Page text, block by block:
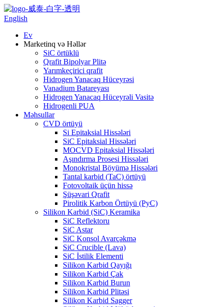
English
Ev
Marketinq və Həllər
SiC örtüklü
Qrafit Bipolyar Plitə
Yarımkeçirici qrafit
Hidrogen Yanacaq Hüceyrəsi
Vanadium Batareyası
Hidrogen Yanacaq Hüceyrəli Vasitə
Hidrogenli PUA
Məhsullar
CVD örtüyü
Si Epitaksial Hissələri
SiC Epitaksial Hissələri
MOCVD Epitaksial Hissələri
Aşındırma Prosesi Hissələri
Monokristal Böyümə Hissələri
Tantal karbid (TaC) örtüyü
Fotovoltaik üçün hissə
Şüşəvari Qrafit
Pirolitik Karbon Örtüyü (PyC)
Silikon Karbid (SiC) Keramika
SiC Reflektoru
SiC Astar
SiC Konsol Avarçəkmə
SiC Crucible (Lava)
SiC İstilik Elementi
Silikon Karbid Qayığı
Silikon Karbid Çak
Silikon Karbid Burun
Silikon Karbid Plitəsi
Silikon Karbid Sagger